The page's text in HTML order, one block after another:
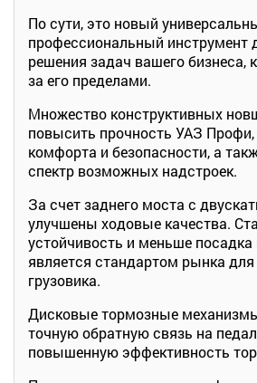
По сути, это новый
профессиональный инструмент
решения задач вашего бизнеса,
за его пределами.
Множество конструктивных
повысить прочность УАЗ Профи,
комфорта и безопасности, а
спектр возможных надстроек.
За счет заднего моста с
улучшены ходовые качества.
устойчивость и меньше посадка
является стандартом рынка для
грузовика.
Дисковые тормозные
точную обратную связь на
повышенную эффективность